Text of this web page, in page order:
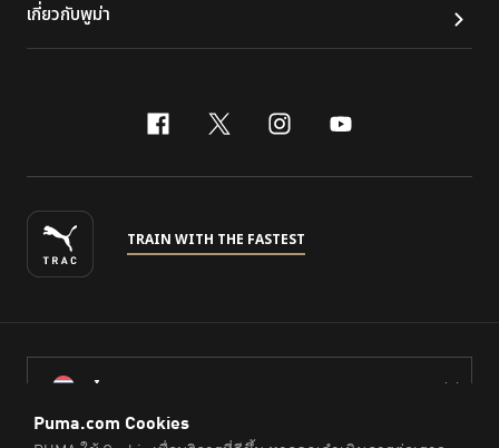
เกี่ยวกับพูม่า
facebook
x-twitter
instagram
youtube
TRAIN WITH THE FASTEST
ไทย